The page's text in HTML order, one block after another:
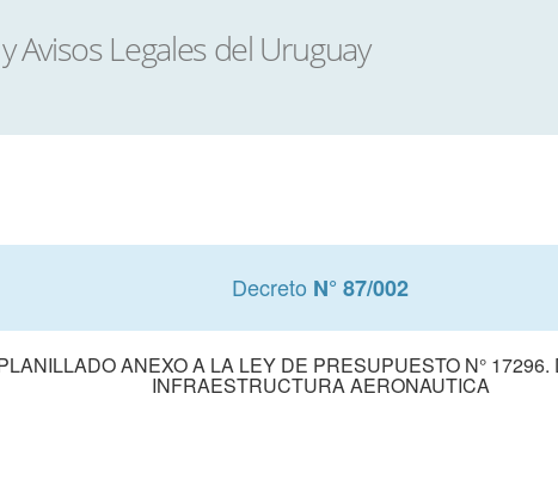
Decreto N° 87/002
ANEXO A LA LEY DE PRESUPUESTO N°
INFRAESTRUCTURA AERONAUTICA